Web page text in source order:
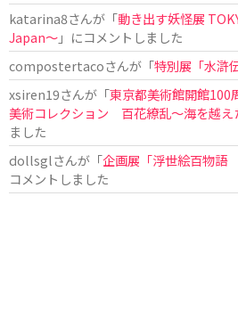
katarina8さんが「動き出す妖怪展
Japan〜」にコメントしました
compostertacoさんが「特別展「水滸伝
xsiren19さんが「東京都美術館開館
美術コレクション 百花繚乱～海を越え
ました
dollsglさんが「企画展「浮世絵百物語
コメントしました